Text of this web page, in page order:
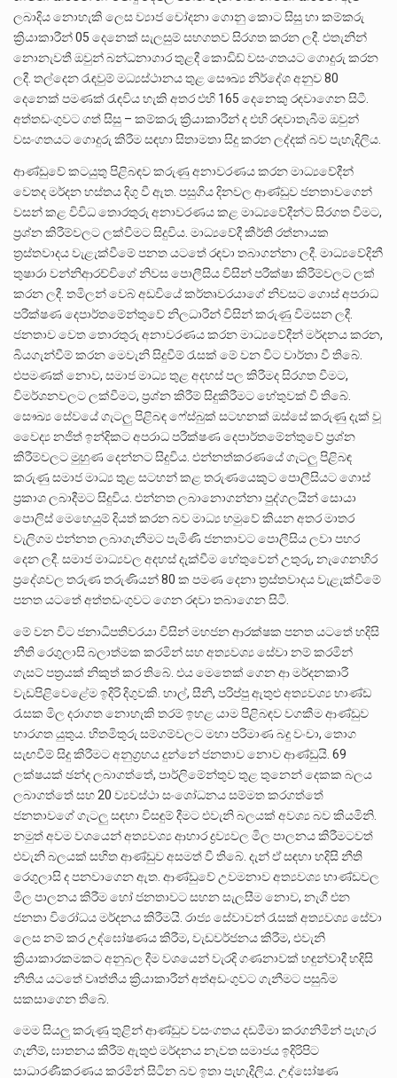
ලබාදිය නොහැකි ලෙස ව්‍යාජ චෝදනා ගොනු කොට සිසු හා කම්කරු
ක්‍රියාකාරීන් 05 දෙනෙක් සැලසුම් සහගතව සිරගත කරන ලදී. එතැනින්
නොනැවතී ඔවුන් බන්ධනාගාර තුළදී කොඩිඩ් වසංගතයට ගොදුරු කරන
ලදී. තල්දෙන රැඳවුම් මධ්‍යස්ථානය තුළ සෞඛ්‍ය නිර්දේශ අනුව 80
දෙනෙක් පමණක් රැඳවිය හැකි අතර එහි 165 දෙනෙකු රඳවාගෙන සිටී.
අත්තඩංගුවට ගත් සිසු – කම්කරු ක්‍රියාකාරීන් ද එහි රඳවාතැබීම ඔවුන්
වසංගතයට ගොදුරු කිරීම සඳහා සිතාමතා සිදු කරන ලද්දක් බව පැහැදිලිය.
ආණ්ඩුවේ කටයුතු පිළිබඳව කරුණු අනාවරණය කරන මාධ්‍යවේදීන්
වෙතද මර්දන හස්තය දිගු වී ඇත. පසුගිය දිනවල ආණ්ඩුව ජනතාවගෙන්
වසන් කළ විවිධ තොරතුරු අනාවරණය කළ මාධ්‍යවේදීන්ට සිරගත වීමට,
ප්‍රශ්න කිරීම්වලට ලක්වීමට සිදුවිය. මාධ්‍යවේදී කීර්ති රත්නායක
ත්‍රස්තවාදය වැළැක්වීමේ පනත යටතේ රඳවා තබාගන්නා ලදී. මාධ්‍යවේදිනී
තුෂාරා වන්නිආරච්චිගේ නිවස පොලීසිය විසින් පරීක්ෂා කිරීම්වලට ලක්
කරන ලදී. තමිලන් වෙබ් අඩවියේ කර්තෘවරයාගේ නිවසට ගොස් අපරාධ
පරීක්ෂණ දෙපාර්තමේන්තුවේ නිලධාරීන් විසින් කරුණු විමසන ලදී.
ජනතාව වෙත තොරතුරු අනාවරණය කරන මාධ්‍යවේදීන් මර්දනය කරන,
බියගැන්වීම් කරන මෙවැනි සිදුවීම් රැසක් මේ වන විට වාර්තා වී තිබේ.
එපමණක් නොව, සමාජ මාධ්‍ය තුළ අදහස් පල කිරීමද සිරගත වීමට,
විමර්ශනවලට ලක්වීමට, ප්‍රශ්න කිරීම් සිදුකිරීමට හේතුවක් වී තිබේ.
සෞඛ්‍ය සේවයේ ගැටලු පිළිබඳ ෆේස්බුක් සටහනක් ඔස්සේ කරුණු දැක් වූ
වෛද්‍ය නජිත් ඉන්දිකට අපරාධ පරීක්ෂණ දෙපාර්තමේන්තුවේ ප්‍රශ්න
කිරීම්වලට මුහුණ දෙන්නට සිදුවිය. එන්නත්කරණයේ ගැටලු පිළිබඳ
කරුණු සමාජ මාධ්‍ය තුළ සටහන් කළ තරුණයෙකුට පොලීසියට ගොස්
ප්‍රකාශ ලබාදීමට සිදුවිය. එන්නත ලබානොගන්නා පුද්ගලයින් සොයා
පොලිස් මෙහෙයුම් දියත් කරන බව මාධ්‍ය හමුවේ කියන අතර මාතර
වැලිගම එන්නත ලබාගැනීමට පැමිණි ජනතාවට පොලීසිය ලවා පහර
දෙන ලදී. සමාජ මාධ්‍යවල අදහස් දැක්වීම හේතුවෙන් උතුරු, නැගෙනහිර
ප්‍රදේශවල තරුණ තරුණියන් 80 ක පමණ දෙනා ත්‍රස්තවාදය වැළැක්වීමේ
පනත යටතේ අත්තඩංගුවට ගෙන රඳවා තබාගෙන සිටී.
මේ වන විට ජනාධිපතිවරයා විසින් මහජන ආරක්ෂක පනත යටතේ හදිසි
නීති රෙගුලාසි බලාත්මක කරමින් සහ අත්‍යවශ්‍ය සේවා නම් කරමින්
ගැසට් පත්‍රයක් නිකුත් කර තිබේ. එය මෙතෙක් ගෙන ආ මර්දනකාරී
වැඩපිළිවෙළේම ඉදිරි දිගුවකි. හාල්, සීනි, පරිප්පු ඇතුළු අත්‍යවශ්‍ය භාණ්ඩ
රැසක මිල දරාගත නොහැකි තරම් ඉහළ යාම පිළිබඳව වගකීම ආණ්ඩුව
භාරගත යුතුය. හිතමිතුරු සම්ගම්වලට මහා පරිමාණ බදු වංචා, තොග
සැඟවීම් සිදු කිරීමට අනුග්‍රහය දුන්නේ ජනතාව නොව ආණ්ඩුයි. 69
ලක්ෂයක් ඡන්ද ලබාගත්තේ, පාර්ලිමේන්තුව තුළ තුනෙන් දෙකක බලය
ලබාගත්තේ සහ 20 ව්‍යවස්ථා සංශෝධනය සම්මත කරගත්තේ
ජනතාවගේ ගැටලු සඳහා විසඳුම් දීමට එවැනි බලයක් අවශ්‍ය බව කියමිනි.
නමුත් අවම වශයෙන් අත්‍යවශ්‍ය ආහාර ද්‍රව්‍යවල මිල පාලනය කිරීමටවත්
එවැනි බලයක් සහිත ආණ්ඩුව අසමත් වී තිබේ. දැන් ඒ සඳහා හදිසි නීති
රෙගුලාසි ද පනවාගෙන ඇත. ආණ්ඩුවේ උවමනාව අත්‍යවශ්‍ය භාණ්ඩවල
මිල පාලනය කිරීම හෝ ජනතාවට සහන සැලසීම නොව, නැගී එන
ජනතා විරෝධය මර්දනය කිරීමයි. රාජ්‍ය සේවාවන් රැසක් අත්‍යවශ්‍ය සේවා
ලෙස නම් කර උද්ඝෝෂණය කිරීම, වැඩවර්ජනය කිරීම, එවැනි
ක්‍රියාකාරකමකට අනුබල දීම වශයෙන් වැරදි ගණනාවක් හඳුන්වාදී හදිසි
නීතිය යටතේ වෘත්තීය ක්‍රියාකාරීන් අත්අඩංගුවට ගැනීමට පසුබිම
සකසාගෙන තිබේ.
මෙම සියලු කරුණු තුළින් ආණ්ඩුව වසංගතය දඩමීමා කරගනිමින් පැහැර
ගැනීම්, ඝාතනය කිරීම් ඇතුළු මර්දනය නැවත සමාජය ඉදිරිපිට
සාධාරණීකරණය කරමින් සිටින බව ඉතා පැහැදිලිය. උද්ඝෝෂණ